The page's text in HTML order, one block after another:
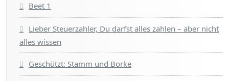
Beet 1
Lieber Steuerzahler, Du darfst alles zahlen – aber nicht
alles wissen
Geschützt: Stamm und Borke